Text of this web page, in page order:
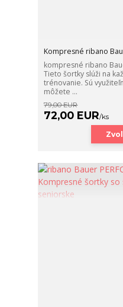
Kompresné ribano
kompresné ribano
Tieto šortky slúži na
trénovanie. Sú
môžete ...
79,00 EUR
72,00 EUR/ks